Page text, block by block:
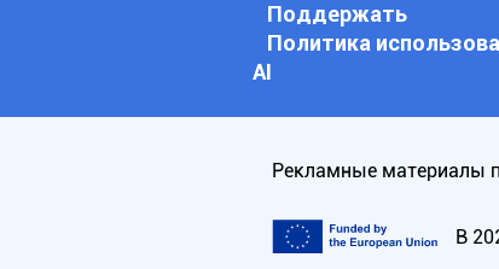
Поддержать
Политика
АI
Рекламные материалы
В